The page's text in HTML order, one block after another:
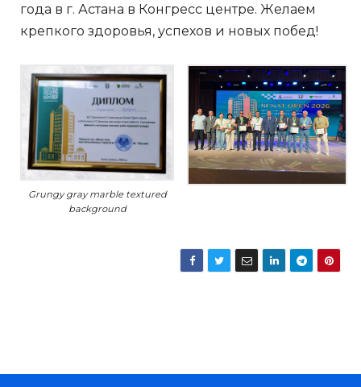
года в г. Астана в Конгресс центре. Желаем
крепкого здоровья, успехов и новых побед!
Grungy gray marble textured
background